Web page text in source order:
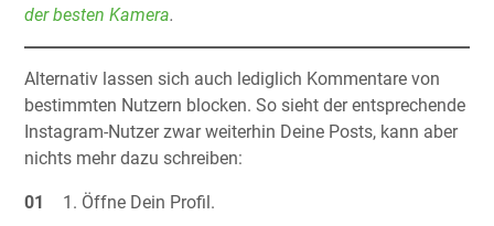
der besten Kamera.
Alternativ lassen sich auch lediglich Kommentare von
bestimmten Nutzern blocken. So sieht der entsprechende
Instagram-Nutzer zwar weiterhin Deine Posts, kann aber
nichts mehr dazu schreiben:
Öffne Dein Profil.